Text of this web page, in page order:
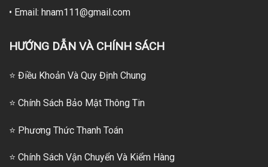
• Email: hnam111@gmail.com
HƯỚNG DẪN VÀ CHÍNH SÁCH
⭐ Điều Khoản Và Quy Định Chung
⭐ Chính Sách Bảo Mật Thông Tin
⭐ Phương Thức Thanh Toán
⭐ Chính Sách Vận Chuyển Và Kiểm Hàng